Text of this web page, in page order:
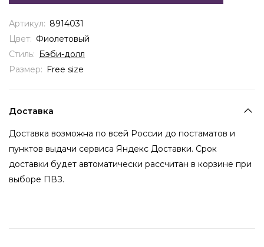
Артикул: 8914031
Цвет: Фиолетовый
Стиль: Бэби-долл
Размер: Free size
Доставка
Доставка возможна по всей России до постаматов и
пунктов выдачи сервиса Яндекс Доставки. Срок
доставки будет автоматически рассчитан в корзине при
выборе ПВЗ.